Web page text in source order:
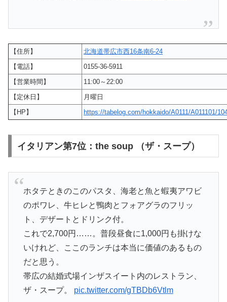
【住所】
北海道帯広市西16条南6-24
【電話】
0155-36-5911
【営業時間】
11:00～22:00
【定休日】
月曜日
【HP】
https://tabelog.com/hokkaido/A0111/A011101/
イタリアン第7位：the soup （ザ・スープ）
ホタテときのこのパスタ、海老と魚と蝦夷アワビ
のポワレ、牛ヒレと鴨肉とフォアグラのフリッ
ト、デザートとドリンク付。
これで2,700円……。普段昼食に1,000円も掛けな
いけれど、ここのランチは本当に価値のあるもの
だと思う。
帯広の結婚式場インザスイート内のレストラン、
ザ・スープ。 pic.twitter.com/gTBDb6Vtlm